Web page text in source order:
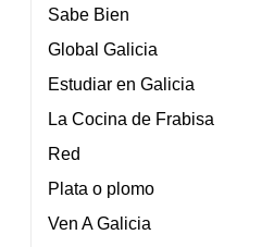
Sabe Bien
Global Galicia
Estudiar en Galicia
La Cocina de Frabisa
Red
Plata o plomo
Ven A Galicia